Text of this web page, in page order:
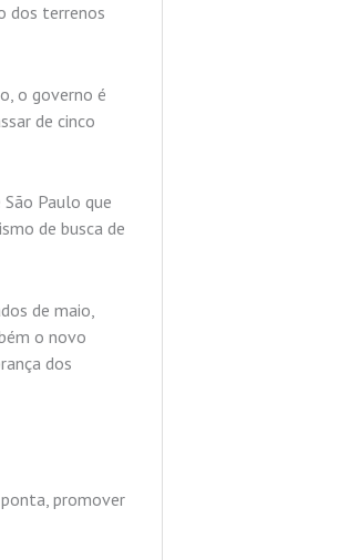
dos terrenos
o governo é
de cinco
Paulo que
de busca de
de maio,
o novo
dos
promover